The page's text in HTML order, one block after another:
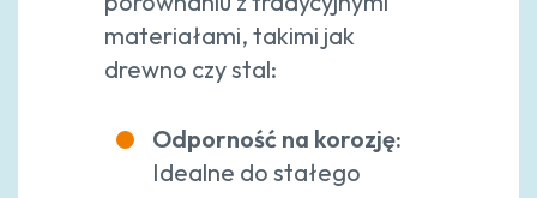
materiałami, takimi jak
drewno czy stal:
Odporność na korozję:
Idealne do stałego